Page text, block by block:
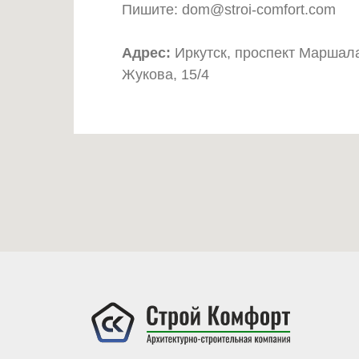
Пишите: dom@stroi-comfort.com
Адрес: Иркутск, проспект
Жукова, 15/4